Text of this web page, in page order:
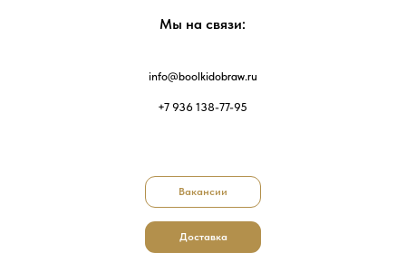
Мы на связи:
info@boolkidobraw.ru
+7 936 138-77-95
Доставка
Вакансии